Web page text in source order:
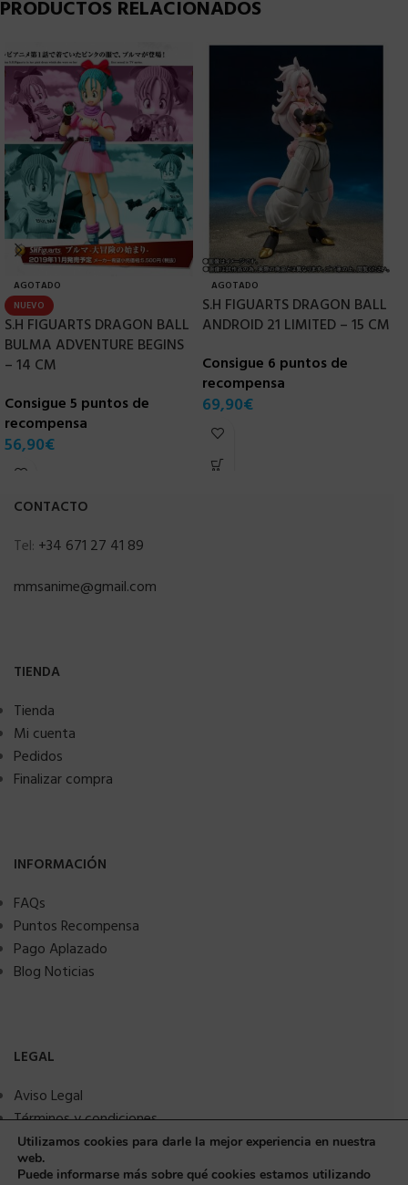
PRODUCTOS RELACIONADOS
AGOTADO
NUEVO
S.H FIGUARTS DRAGON BALL
BULMA ADVENTURE BEGINS
– 14 CM
Consigue 5 puntos de
recompensa
56,90€
AGOTADO
S.H FIGUARTS DRAGON BALL
ANDROID 21 LIMITED – 15 CM
Consigue 6 puntos de
recompensa
69,90€
CONTACTO
Tel: +34 671 27 41 89
mmsanime@gmail.com
TIENDA
Tienda
Mi cuenta
Pedidos
Finalizar compra
INFORMACIÓN
FAQs
Puntos Recompensa
Pago Aplazado
Blog Noticias
LEGAL
Aviso Legal
Términos y condiciones
Política de privacidad
Política de Cookies
Utilizamos cookies para darle la mejor experiencia en nuestra
web.
Puede informarse más sobre qué cookies estamos utilizando